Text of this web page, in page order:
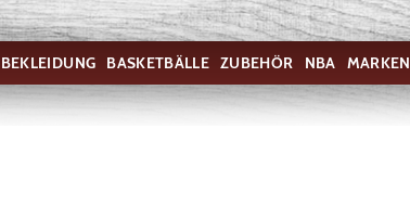
BEKLEIDUNG BASKETBÄLLE ZUBEHÖR NBA MARKEN